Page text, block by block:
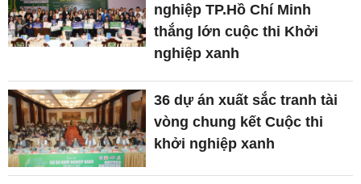
nghiệp TP.Hồ Chí Minh
thắng lớn cuộc thi Khởi
nghiệp xanh
36 dự án xuất sắc tranh tài
vòng chung kết Cuộc thi
khởi nghiệp xanh